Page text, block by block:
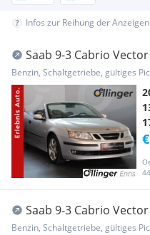
Infos zur Reihung der Anzeigen
Saab 9-3 Cabrio Vector
Benzin, Schaltgetriebe, gültiges
Saab 9-3 Cabrio Vector
Benzin, Schaltgetriebe, gültiges